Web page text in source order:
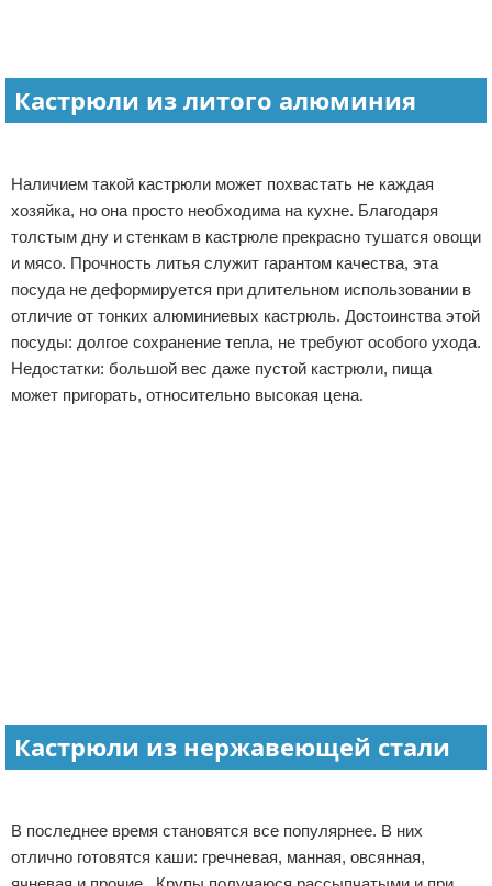
Кастрюли из литого алюминия
Наличием такой кастрюли может похвастать не каждая
хозяйка, но она просто необходима на кухне. Благодаря
толстым дну и стенкам в кастрюле прекрасно тушатся овощи
и мясо. Прочность литья служит гарантом качества, эта
посуда не деформируется при длительном использовании в
отличие от тонких алюминиевых кастрюль. Достоинства этой
посуды: долгое сохранение тепла, не требуют особого ухода.
Недостатки: большой вес даже пустой кастрюли, пища
может пригорать, относительно высокая цена.
Кастрюли из нержавеющей стали
В последнее время становятся все популярнее. В них
отлично готовятся каши: гречневая, манная, овсянная,